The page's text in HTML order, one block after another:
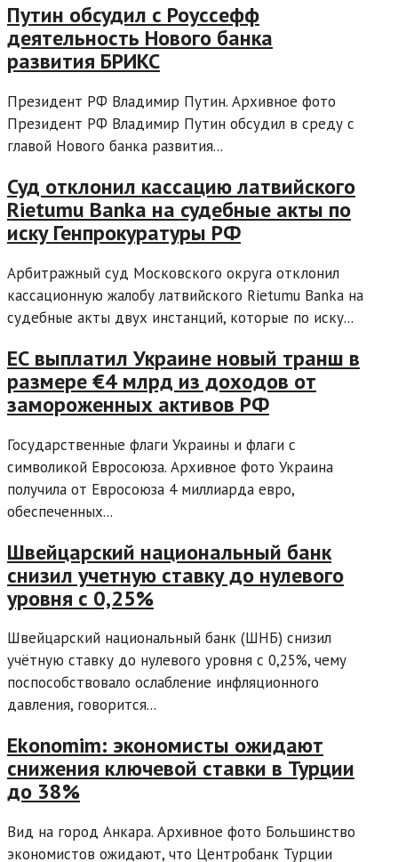
Путин обсудил с Роуссефф
деятельность Нового банка
развития БРИКС
Президент РФ Владимир Путин. Архивное фото
Президент РФ Владимир Путин обсудил в среду с
главой Нового банка развития...
Суд отклонил кассацию латвийского
Rietumu Banka на судебные акты по
иску Генпрокуратуры РФ
Арбитражный суд Московского округа отклонил
кассационную жалобу латвийского Rietumu Banka на
судебные акты двух инстанций, которые по иску...
ЕС выплатил Украине новый транш в
размере €4 млрд из доходов от
замороженных активов РФ
Государственные флаги Украины и флаги с
символикой Евросоюза. Архивное фото Украина
получила от Евросоюза 4 миллиарда евро,
обеспеченных...
Швейцарский национальный банк
снизил учетную ставку до нулевого
уровня с 0,25%
Швейцарский национальный банк (ШНБ) снизил
учётную ставку до нулевого уровня с 0,25%, чему
поспособствовало ослабление инфляционного
давления, говорится...
Ekonomim: экономисты ожидают
снижения ключевой ставки в Турции
до 38%
Вид на город Анкара. Архивное фото Большинство
экономистов ожидают, что Центробанк Турции